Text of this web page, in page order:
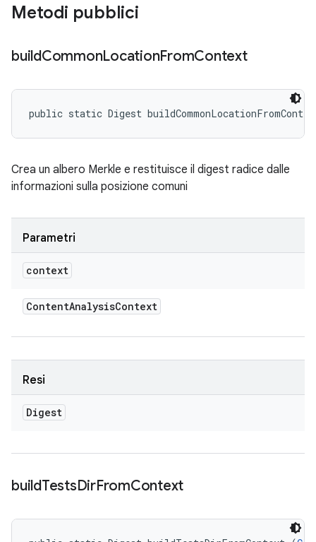
Metodi pubblici
buildCommonLocationFromContext
public static Digest
Crea un albero Merkle e restituisce il digest radice dalle
informazioni sulla posizione comuni
Parametri
context
ContentAnalysisContext
Resi
Digest
buildTestsDirFromContext